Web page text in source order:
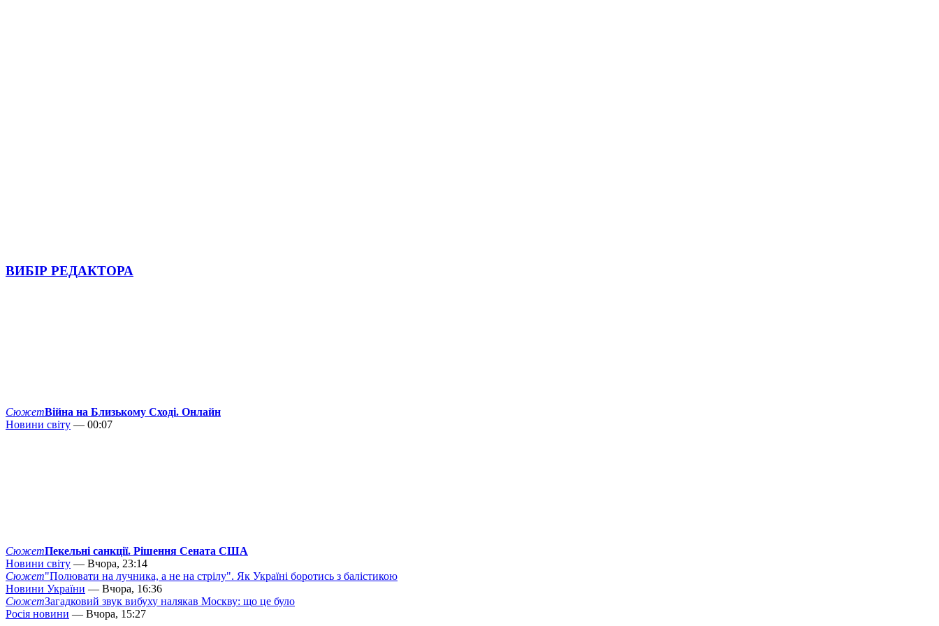
ВИБІР РЕДАКТОРА
СюжетВійна на Близькому Сході. Онлайн
Новини світу — 00:07
СюжетПекельні санкції. Рішення Сената США
Новини світу — Вчора, 23:14
Сюжет"Полювати на лучника, а не на стрілу". Як Україні боротись з балістикою
Новини України — Вчора, 16:36
СюжетЗагадковий звук вибуху налякав Москву: що це було
Росія новини — Вчора, 15:27